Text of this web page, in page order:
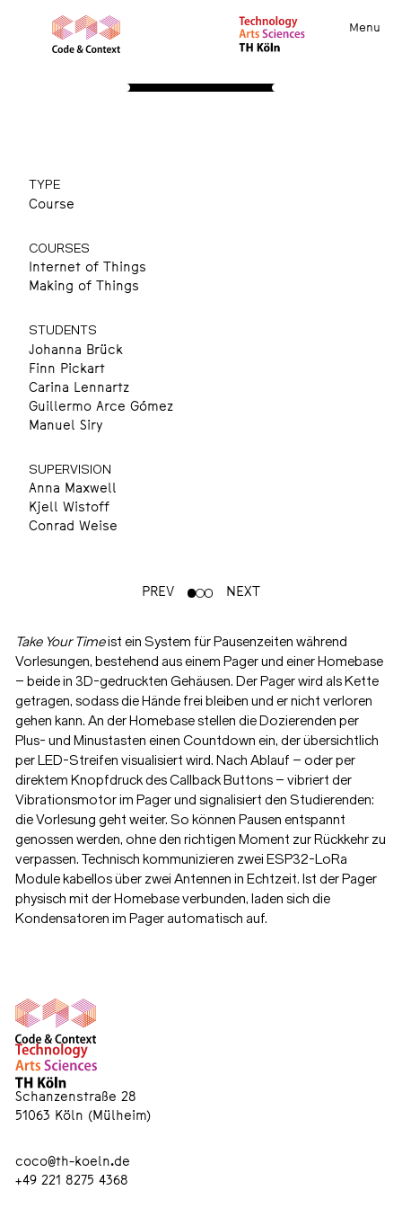
Menu
TYPE
Course
COURSES
Internet of Things
Making of Things
STUDENTS
Johanna Brück
Finn Pickart
Carina Lennartz
Guillermo Arce Gómez
Manuel Siry
SUPERVISION
Anna Maxwell
Kjell Wistoff
Conrad Weise
PREV NEXT
Take Your Timeist ein System für Pausenzeiten während
Vorlesungen, bestehend aus einem Pager und einer Homebase
– beide in 3D-gedruckten Gehäusen. Der Pager wird als Kette
getragen, sodass die Hände frei bleiben und er nicht verloren
gehen kann. An der Homebase stellen die Dozierenden per
Plus- und Minustasten einen Countdown ein, der übersichtlich
per LED-Streifen visualisiert wird. Nach Ablauf – oder per
direktem Knopfdruck des Callback Buttons – vibriert der
Vibrationsmotor im Pager und signalisiert den Studierenden:
die Vorlesung geht weiter. So können Pausen entspannt
genossen werden, ohne den richtigen Moment zur Rückkehr zu
verpassen. Technisch kommunizieren zwei ESP32-LoRa
Module kabellos über zwei Antennen in Echtzeit. Ist der Pager
physisch mit der Homebase verbunden, laden sich die
Kondensatoren im Pager automatisch auf.
Schanzenstraße 28
51063 Köln (Mülheim)
coco@th-koeln.de
+49 221 8275 4368